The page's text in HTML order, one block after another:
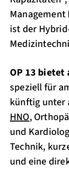
ist der
OP 13
speziell für
künftig unter
HNO,
und
Technik,
und eine